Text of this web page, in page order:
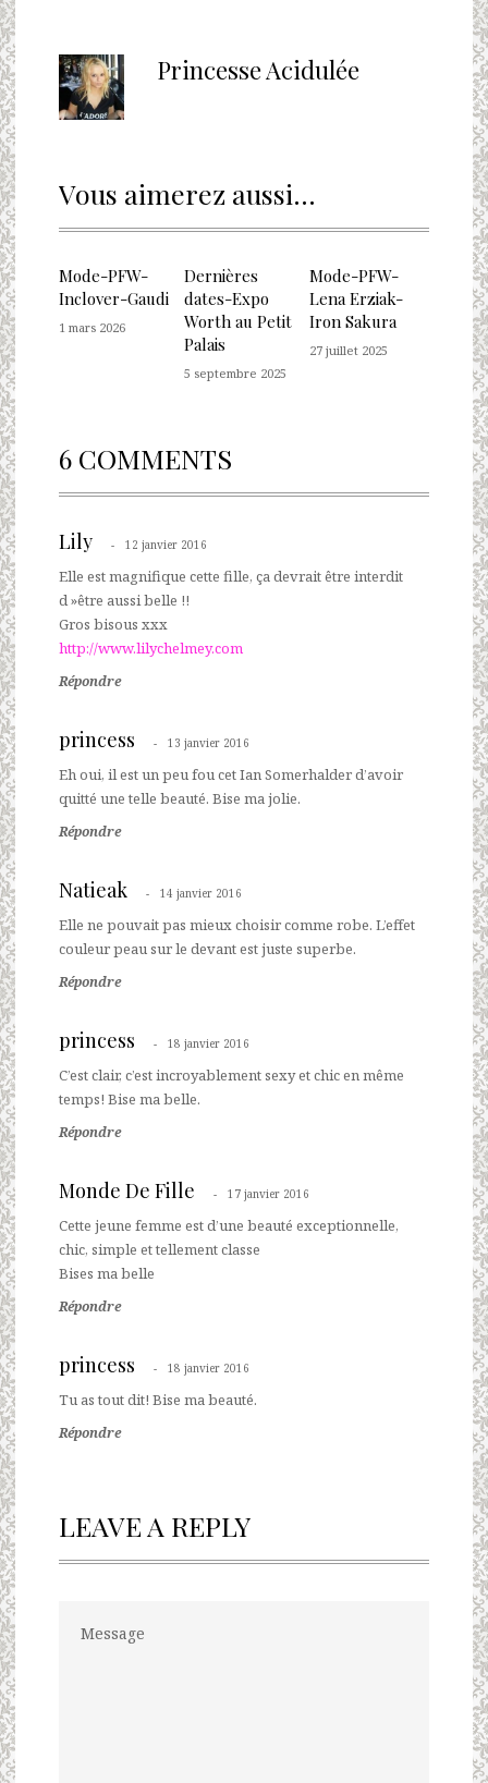
Princesse Acidulée
Vous aimerez aussi...
Mode-PFW-
Inclover-Gaudi
1 mars 2026
Dernières
dates-Expo
Worth au Petit
Palais
5 septembre 2025
Mode-PFW-
Lena Erziak-
Iron Sakura
27 juillet 2025
6 COMMENTS
Lily 12 janvier 2016
Elle est magnifique cette fille, ça devrait être interdit
d »être aussi belle !!
Gros bisous xxx
http://www.lilychelmey.com
Répondre
princess 13 janvier 2016
Eh oui, il est un peu fou cet Ian Somerhalder d’avoir
quitté une telle beauté. Bise ma jolie.
Répondre
Natieak 14 janvier 2016
Elle ne pouvait pas mieux choisir comme robe. L’effet
couleur peau sur le devant est juste superbe.
Répondre
princess 18 janvier 2016
C’est clair, c’est incroyablement sexy et chic en même
temps! Bise ma belle.
Répondre
Monde De Fille 17 janvier 2016
Cette jeune femme est d’une beauté exceptionnelle,
chic, simple et tellement classe
Bises ma belle
Répondre
princess 18 janvier 2016
Tu as tout dit! Bise ma beauté.
Répondre
LEAVE A REPLY